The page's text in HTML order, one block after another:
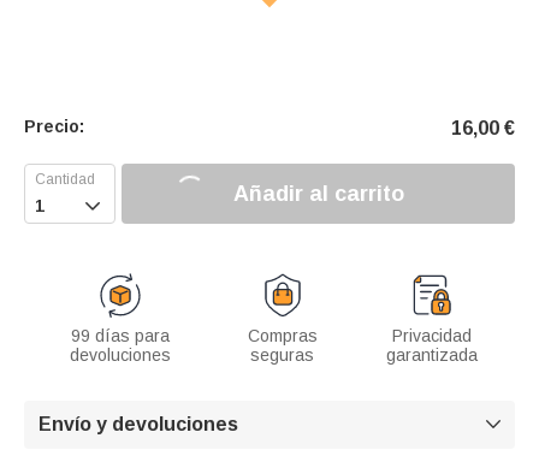
Precio: 16,00 €
 Añadir al carrito
99 días para
devoluciones
Compras
seguras
Privacidad
garantizada
Envío y devoluciones 